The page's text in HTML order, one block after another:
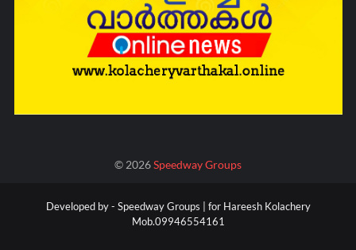
©2026Speedway Groups
Developed by - Speedway Groups | for Hareesh Kolachery
Mob.09946554161